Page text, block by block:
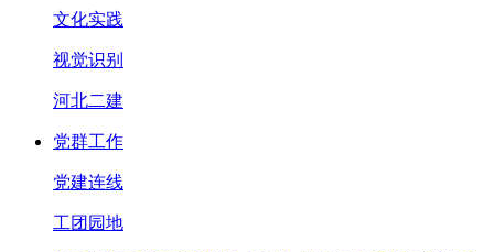
文化实践
视觉识别
河北二建
党群工作
党建连线
工团园地